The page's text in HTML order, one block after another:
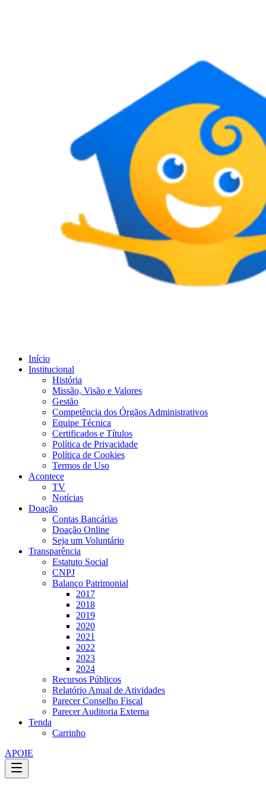
Início
Institucional
História
Missão, Visão e Valores
Gestão
Competência dos Órgãos Administrativos
Equipe Técnica
Certificados e Títulos
Política de Privacidade
Política de Cookies
Termos de Uso
Acontece
TV
Notícias
Doação
Contas Bancárias
Doação Online
Seja um Voluntário
Transparência
Estatuto Social
CNPJ
Balanço Patrimonial
2017
2018
2019
2020
2021
2022
2023
2024
Recursos Públicos
Relatório Anual de Atividades
Parecer Conselho Fiscal
Parecer Auditoria Externa
Tenda
Carrinho
APOIE